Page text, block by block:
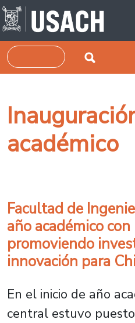
Pasar al contenido principal
Buscar
académico
Facultad de
año académico
promoviendo
innovación para
En el inicio de año
central estuvo